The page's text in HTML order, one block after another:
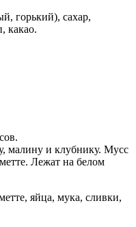
горький), сахар,
какао.
малину и клубнику. Мусс
Лежат на белом
яйца, мука, сливки,